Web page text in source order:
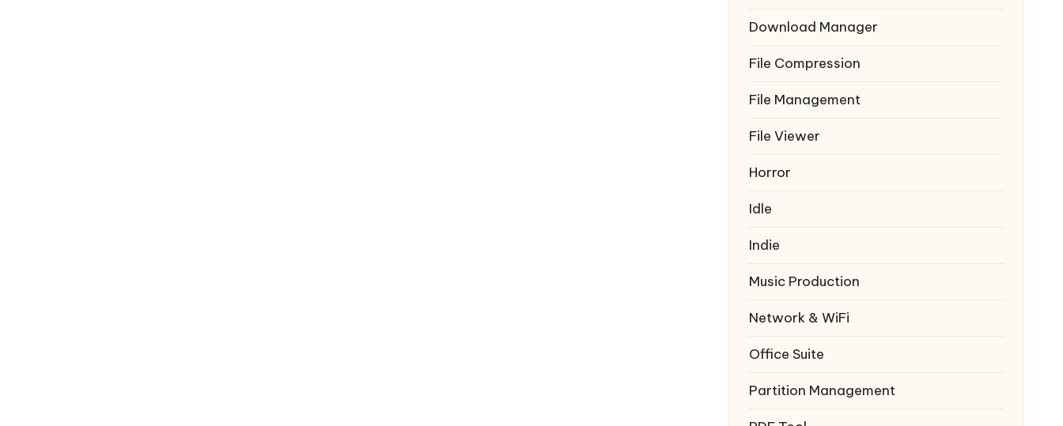
Download Manager
File Compression
File Management
File Viewer
Horror
Idle
Indie
Music Production
Network & WiFi
Office Suite
Partition Management